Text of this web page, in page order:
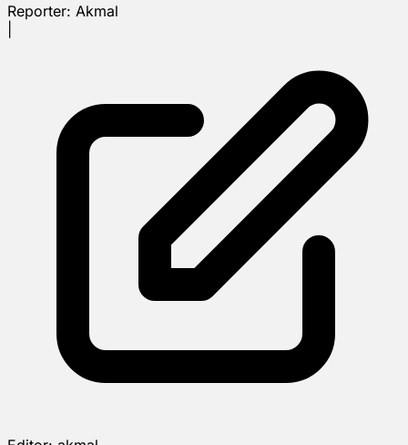
Reporter: Akmal